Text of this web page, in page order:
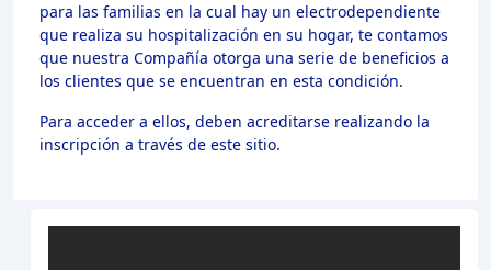
para las familias en la cual hay un electrodependiente
que realiza su hospitalización en su hogar, te contamos
que nuestra Compañía otorga una serie de beneficios a
los clientes que se encuentran en esta condición.
Para acceder a ellos, deben acreditarse realizando la
inscripción a través de este sitio.